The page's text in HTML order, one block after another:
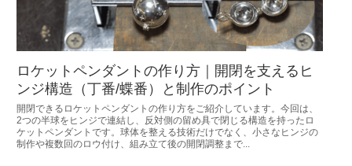
ロケットペンダントの作り方｜開閉を支えるヒ
ンジ構造（丁番/蝶番）と制作のポイント
開閉できるロケットペンダントの作り方をご紹介しています。今回は、
2つの半球をヒンジで連結し、反対側の留め具で閉じる構造を持ったロ
ケットペンダントです。球体を整える技術だけでなく、小さなヒンジの
制作や複数回のロウ付け、組み立て後の開閉調整まで...